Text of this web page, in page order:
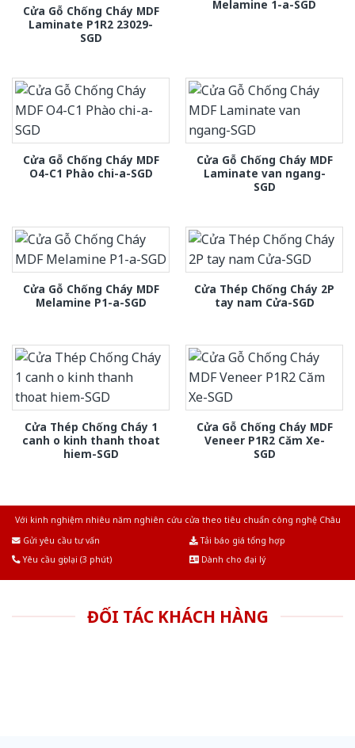
Cửa Gỗ Chống Cháy MDF
Laminate P1R2 23029-
SGD
Melamine 1-a-SGD
Cửa Gỗ Chống Cháy MDF
O4-C1 Phào chi-a-SGD
Cửa Gỗ Chống Cháy MDF
Laminate van ngang-
SGD
Cửa Gỗ Chống Cháy MDF
Melamine P1-a-SGD
Cửa Thép Chống Cháy 2P
tay nam Cửa-SGD
Cửa Thép Chống Cháy 1
canh o kinh thanh thoat
hiem-SGD
Cửa Gỗ Chống Cháy MDF
Veneer P1R2 Căm Xe-
SGD
Với kinh nghiệm nhiêu năm nghiên cứu cửa theo tiêu chuẩn công nghệ Châu
Gửi yêu cầu tư vấn
Tải báo giá tổng hợp
Yêu cầu gọi lại (3 phút)
Dành cho đại lý
ĐỐI TÁC KHÁCH HÀNG